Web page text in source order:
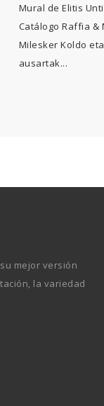
Mural de Elitis
Catálogo Raffia &
Milesker Koldo eta
ausartak...
mejor versión
la variedad